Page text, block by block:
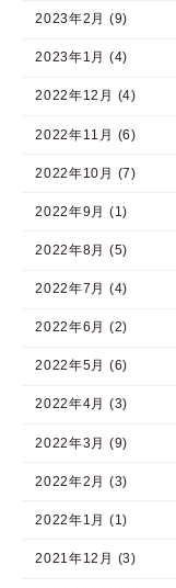
2023年2月 (9)
2023年1月 (4)
2022年12月 (4)
2022年11月 (6)
2022年10月 (7)
2022年9月 (1)
2022年8月 (5)
2022年7月 (4)
2022年6月 (2)
2022年5月 (6)
2022年4月 (3)
2022年3月 (9)
2022年2月 (3)
2022年1月 (1)
2021年12月 (3)